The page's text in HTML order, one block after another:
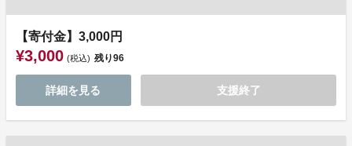
【寄付金】3,000円
¥3,000 (税込) 残り96
詳細を見る 支援終了